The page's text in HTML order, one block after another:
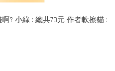
? 小綠 : 總共70元 作者軟擦貓 :